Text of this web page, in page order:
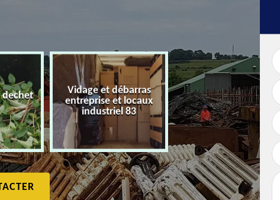
dechet
Vidage et débarras
entreprise et locaux
industriel 83
Débarras de maison 83